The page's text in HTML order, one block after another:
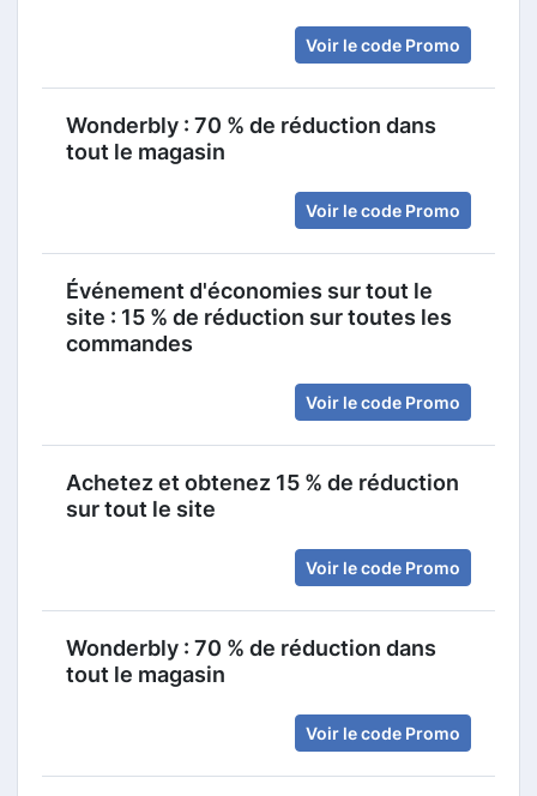
Voir le code Promo
Wonderbly : 70 % de réduction dans
tout le magasin
Voir le code Promo
Événement d'économies sur tout le
site : 15 % de réduction sur toutes les
commandes
Voir le code Promo
Achetez et obtenez 15 % de réduction
sur tout le site
Voir le code Promo
Wonderbly : 70 % de réduction dans
tout le magasin
Voir le code Promo